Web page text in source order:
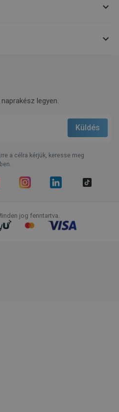


legyen.
a célra kérjük, keresse meg
jog fenntartva.